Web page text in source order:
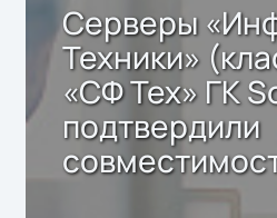
Серверы
Техники»
«СФ Тех» ГК
подтвердили
решением